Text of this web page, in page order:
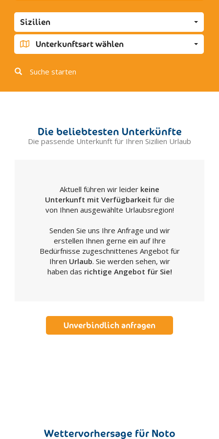
Favara
Grotte
Joppolo Giancaxio
Lampedusa
Licata
Lucca Sicula
Montevago
Raffadali
Realmonte
Sambuca di Sicilia
San Biagio Platani
Santa Margherita di Belice
Sant'Angelo Muxaro
Sizilien
Unterkunftsart wählen
Suche starten
Die beliebtesten Unterkünfte
Die passende Unterkunft für Ihren Sizilien Urlaub
Aktuell führen wir leider keine
Unterkunft mit Verfügbarkeit für die
von Ihnen ausgewählte Urlaubsregion!
Senden Sie uns Ihre Anfrage und wir
erstellen Ihnen gerne ein auf Ihre
Bedürfnisse zugeschnittenes Angebot für
Ihren Urlaub. Sie werden sehen, wir
haben das richtige Angebot für Sie!
Unverbindlich anfragen
Wettervorhersage für Noto